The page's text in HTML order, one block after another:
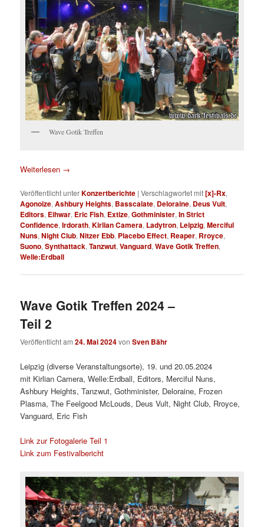
Wave Gotik Treffen
Weiterlesen →
Veröffentlicht unterKonzertberichte |Verschlagwortet mit[x]-Rx,
Agonoize,Ashbury Heights, Basscalate, Deloraine, Deus Vult,
Editors, Eihwar, Eric Fish, Extize,Gothminister,In Strict
Confidence,Irdorath,Kirlian Camera, Ladytron, Leipzig,Merciful
Nuns,Night Club,Nitzer Ebb, Placebo Effect, Reaper, Rroyce,
Suono,Synthattack,Tanzwut,Vanguard,Wave Gotik Treffen,
Welle:Erdball
Wave Gotik Treffen 2024 –
Teil 2
Veröffentlicht am24. Mai 2024vonSven Bähr
Leipzig (diverse Veranstaltungsorte), 19. und 20.05.2024
mit Kirlian Camera, Welle:Erdball, Editors, Merciful Nuns,
Ashbury Heights, Tanzwut, Gothminister, Deloraine, Frozen
Plasma, The Feelgood McLouds, Deus Vult, Night Club, Rroyce,
Vanguard, Eric Fish
Link zur Fotogalerie Teil 1
Link zum Festivalbericht